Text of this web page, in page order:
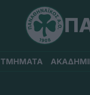
ΤΜΗΜΑΤΑ